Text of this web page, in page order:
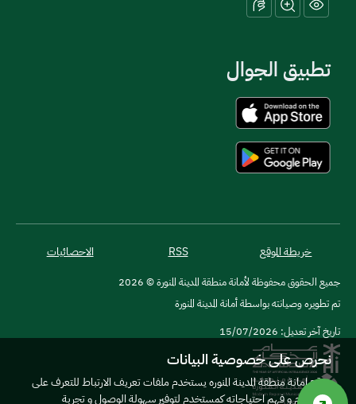
تطبيق الجوال
خريطة الموقع RSS الاحصائيات
جميع الحقوق محفوظة لأمانة منطقة المدينة المنورة © 2026
تم تطويره وصيانته بواسطة أمانة المدينة المنورة
تاريخ آخر تعديل: 15/07/2026
نحرص على خصوصية البيانات
موقع امانة منطقة المدينة المنوره يستخدم ملفات تعريف الارتباط للتعرف على
المستخدم و فهم احتياجاته كمستخدم لتوفير سهولة الوصول و تجربة